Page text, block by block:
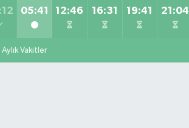
Mahallesi Hicazkar (Örnek Mah) Sokak Bağkur
05:41 12:46 16:31 19:41 21:04
Aylık Vakitler